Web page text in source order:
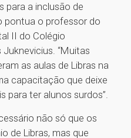
para a inclusão de
pontua o professor do
II do Colégio
“Muitas
as aulas de Libras na
capacitação que deixe
para ter alunos surdos”.
não só que os
de Libras, mas que